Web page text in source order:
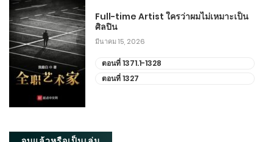
ธันวาคม 17, 2025
ตอนที่ 611-620
ธันวาคม 12, 2025
ตอนที่ 601-610
ธันวาคม 7, 2025
ตอนที่ 591-600
Full-time Artist ใครว่าผมไม่เหมาะเป็น
ศิลปิน
มีนาคม 15, 2026
ตอนที่ 1371.1-1328
ตอนที่ 1327